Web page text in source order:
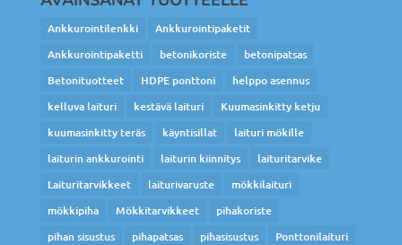
Ankkurointilenkki
Ankkurointipaketit
Ankkurointipaketti
betonikoriste
betonipatsas
Betonituotteet
HDPE ponttoni
helppo asennus
kelluva laituri
kestävä laituri
Kuumasinkitty ketju
kuumasinkitty teräs
käyntisillat
laituri mökille
laiturin ankkurointi
laiturin kiinnitys
laituritarvike
Laituritarvikkeet
laiturivaruste
mökkilaituri
mökkipiha
Mökkitarvikkeet
pihakoriste
pihan sisustus
pihapatsas pihasisustus
Ponttonilaituri